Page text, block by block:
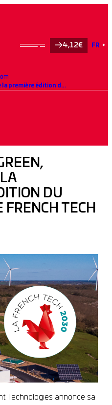
4,12€ FR
Hoffmann Green, lauréat de la première édition du programme French Tech 2030
DU
FRENCH TECH
Technologies annonce sa